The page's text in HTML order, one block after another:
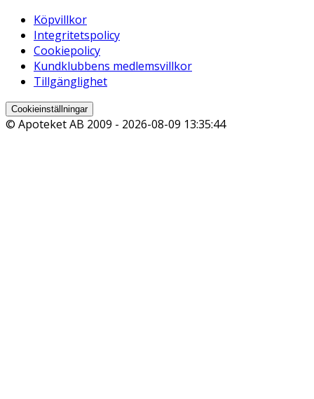
Köpvillkor
Integritetspolicy
Cookiepolicy
Kundklubbens medlemsvillkor
Tillgänglighet
Cookieinställningar
© Apoteket AB 2009 - 2026-08-09 13:35:44